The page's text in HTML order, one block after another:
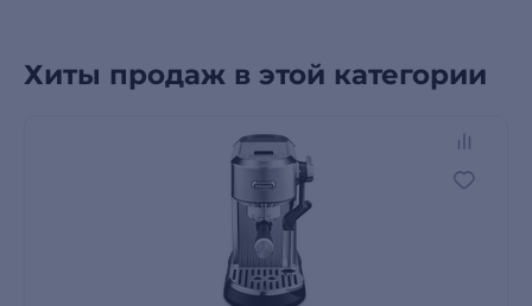
Хиты продаж в этой категории